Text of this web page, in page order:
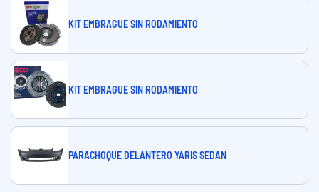
KIT EMBRAGUE SIN RODAMIENTO
KIT EMBRAGUE SIN RODAMIENTO
PARACHOQUE DELANTERO YARIS SEDAN